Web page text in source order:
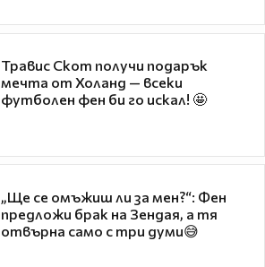
Травис Скот получи подарък
мечта от Холанд — всеки
футболен фен би го искал! 🤩
„Ще се омъжиш ли за мен?“: Фен
предложи брак на Зендая, а тя
отвърна само с три думи😅